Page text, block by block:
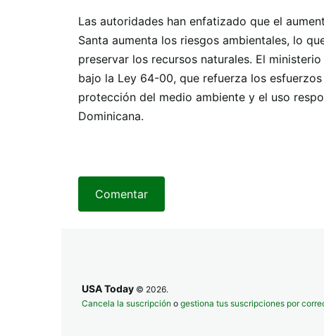
Las autoridades han enfatizado que el
Santa aumenta los riesgos ambientales, lo
preservar los recursos naturales. El
bajo la Ley 64-00, que refuerza los
protección del medio ambiente y el uso
Dominicana.
Comentar
USA Today © 2026.
Cancela la suscripción o gestiona tus suscripciones por